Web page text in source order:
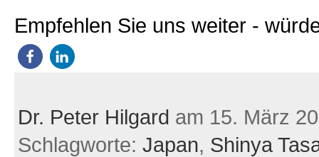
Empfehlen Sie uns weiter -
Dr. Peter Hilgard am 15. März
Schlagworte: Japan, Shinya